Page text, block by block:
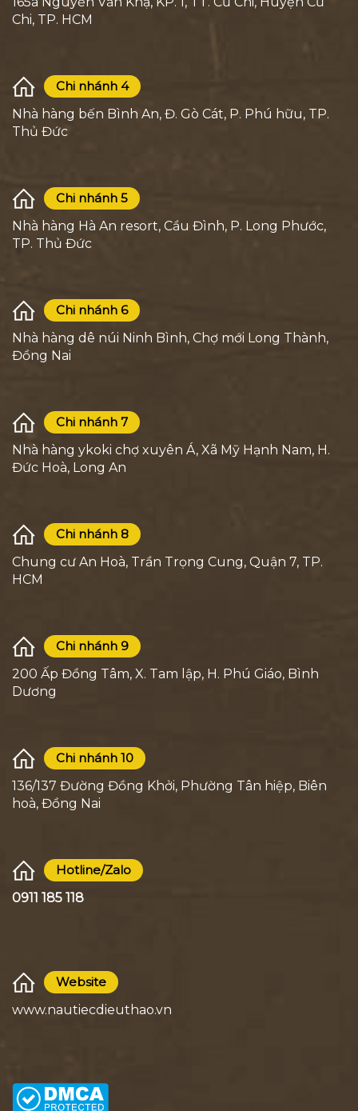
Chi, TP. HCM
Chi nhánh 4
Nhà hàng bến Bình An, Đ. Gò Cát, P. Phú hữu, TP.
Thủ Đức
Chi nhánh 5
Nhà hàng Hà An resort, Cầu Đình, P. Long Phước,
TP. Thủ Đức
Chi nhánh 6
Nhà hàng dê núi Ninh Bình, Chợ mới Long Thành,
Đồng Nai
Chi nhánh 7
Nhà hàng ykoki chợ xuyên Á, Xã Mỹ Hạnh Nam, H.
Đức Hoà, Long An
Chi nhánh 8
Chung cư An Hoà, Trần Trọng Cung, Quận 7, TP.
HCM
Chi nhánh 9
200 Ấp Đồng Tâm, X. Tam lập, H. Phú Giáo, Bình
Dương
Chi nhánh 10
136/137 Đường Đồng Khởi, Phường Tân hiệp, Biên
hoà, Đồng Nai
Hotline/Zalo
0911 185 118
Website
www.nautiecdieuthao.vn